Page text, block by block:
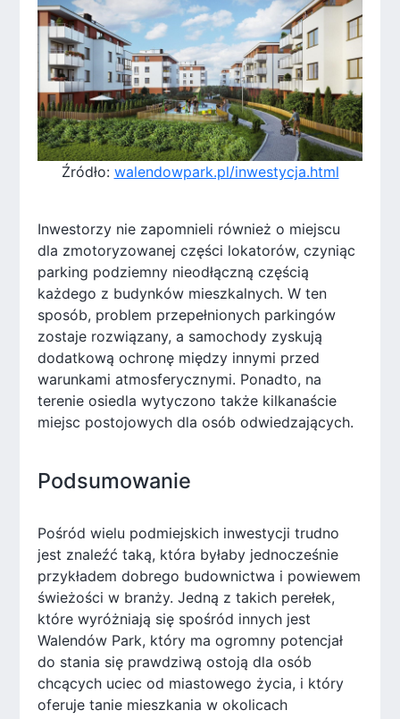
Źródło: walendowpark.pl/inwestycja.html
Inwestorzy nie zapomnieli również o miejscu
dla zmotoryzowanej części lokatorów, czyniąc
parking podziemny nieodłączną częścią
każdego z budynków mieszkalnych. W ten
sposób, problem przepełnionych parkingów
zostaje rozwiązany, a samochody zyskują
dodatkową ochronę między innymi przed
warunkami atmosferycznymi. Ponadto, na
terenie osiedla wytyczono także kilkanaście
miejsc postojowych dla osób odwiedzających.
Podsumowanie
Pośród wielu podmiejskich inwestycji trudno
jest znaleźć taką, która byłaby jednocześnie
przykładem dobrego budownictwa i powiewem
świeżości w branży. Jedną z takich perełek,
które wyróżniają się spośród innych jest
Walendów Park, który ma ogromny potencjał
do stania się prawdziwą ostoją dla osób
chcących uciec od miastowego życia, i który
oferuje tanie mieszkania w okolicach